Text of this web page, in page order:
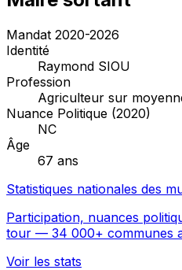
Mandat 2020-2026
Identité
Raymond SIOU
Profession
Agriculteur sur
Nuance Politique (2020)
NC
Âge
67 ans
Statistiques nationales des
Participation, nuances
tour — 34 000+ communes
Voir les stats